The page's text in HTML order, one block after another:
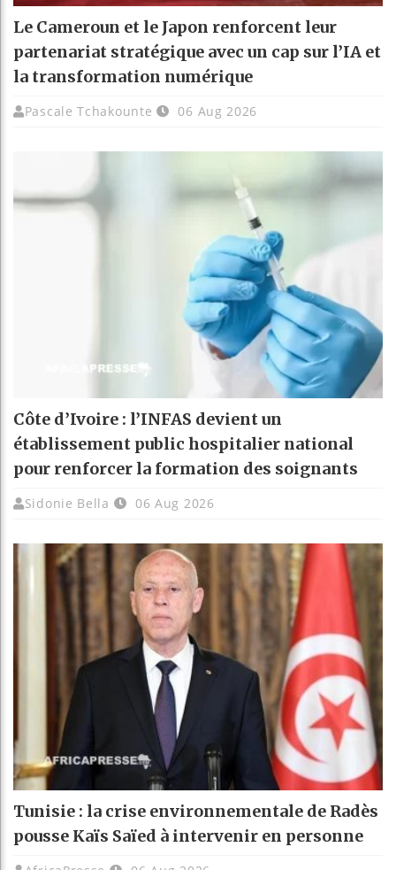
Le Cameroun et le Japon renforcent leur
partenariat stratégique avec un cap sur l’IA et
la transformation numérique
Pascale Tchakounte 06 Aug 2026
Côte d’Ivoire : l’INFAS devient un
établissement public hospitalier national
pour renforcer la formation des soignants
Sidonie Bella 06 Aug 2026
Tunisie : la crise environnementale de Radès
pousse Kaïs Saïed à intervenir en personne